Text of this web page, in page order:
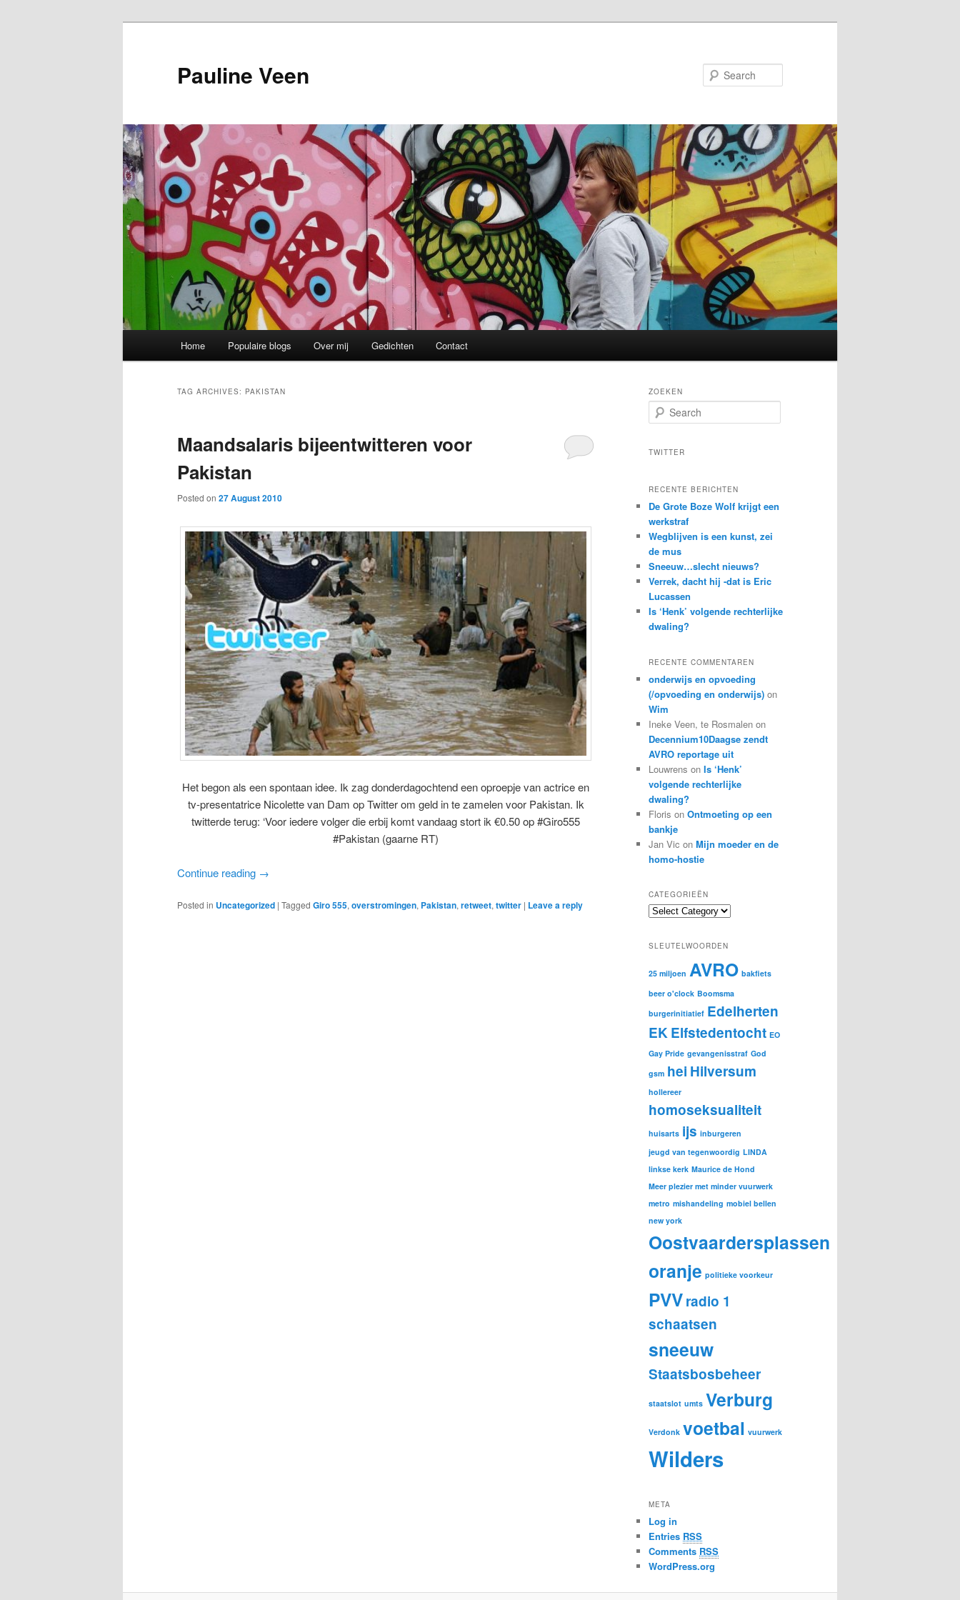
Pauline Veen
Skip
content
Skip
content
Home Populaire blogs Over mij Gedichten Contact
TAG ARCHIVES: PAKISTAN
Maandsalaris bijeentwitteren voor
Pakistan
Posted on 27 August 2010
Het begon als een spontaan idee. Ik zag donderdagochtend een oproepje van actrice en
tv-presentatrice Nicolette van Dam op Twitter om geld in te zamelen voor Pakistan. Ik
twitterde terug: ‘Voor iedere volger die erbij komt vandaag stort ik €0.50 op #Giro555
#Pakistan (gaarne RT)
Continue reading →
Posted in Uncategorized | Tagged Giro 555,overstromingen, Pakistan,retweet,twitter | Leave a reply
ZOEKEN
e
rTWITTER
RECENTE BERICHTEN
De Grote Boze Wolf krijgt een
werkstraf
Wegblijven is een kunst, zei
de mus
Sneeuw…slecht nieuws?
Verrek, dacht hij -dat is Eric
Lucassen
Is ‘Henk’ volgende rechterlijke
dwaling?
RECENTE COMMENTAREN
onderwijs en opvoeding
(/opvoeding en onderwijs) on
Wim
Ineke Veen, te Rosmalen on
Decennium10Daagse zendt
AVRO reportage uit
Louwrens on Is ‘Henk’
volgende rechterlijke
dwaling?
Floris on Ontmoeting op een
bankje
Jan Vic on Mijn moeder en de
homo-hostie
CATEGORIEËN
C
e
o
r
e
ë
SLEUTELWOORDEN
25 miljoen AVRO bakfiets
beer o'clock Boomsma
burgerinitiatief Edelherten
EKElfstedentocht EO
Gay Pride gevangenisstraf God
gsm hei Hilversum
hollereer
homoseksualiteit
huisarts ijs inburgeren
jeugd van tegenwoordig LINDA
linkse kerk Maurice de Hond
Meer plezier met minder vuurwerk
metro mishandeling mobiel bellen
new york
Oostvaardersplassen
oranje politieke voorkeur
PVVradio 1
schaatsen
sneeuw
Staatsbosbeheer
staatslot umts Verburg
Verdonk voetbal vuurwerk
Wilders
META
Log in
Entries RSS
Comments RSS
WordPress.org